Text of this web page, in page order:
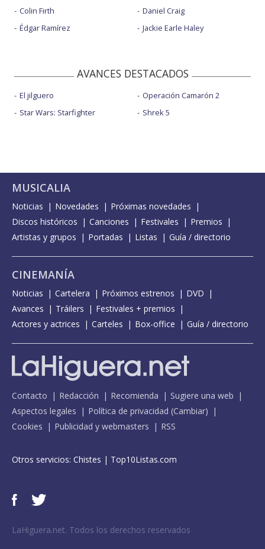
Colin Firth
Édgar Ramírez
Daniel Craig
Jackie Earle Haley
AVANCES DESTACADOS
El jilguero
Star Wars: Starfighter
Operación Camarón 2
Shrek 5
MUSICALIA
Noticias Novedades
Próximas novedades
Discos históricos
Canciones Festivales
Premios
Artistas y grupos
Portadas Listas Guía / directorio
CINEMANÍA
Noticias Cartelera Próximos estrenos
DVD
Avances
Tráilers
Festivales + premios
Actores y actrices
Carteles Box-office Guía / directorio
Contacto Redacción Recomienda
Sugiere una web
Aspectos legales
Política de privacidad (Cambiar)
Cookies
Publicidad y webmasters RSS
Otros servicios: Chistes | Top10Listas.com
LaHiguera.net. Todos los derechos reservados